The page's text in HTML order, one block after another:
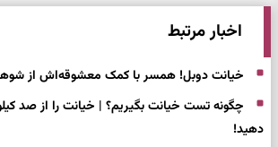
اخبار مرتبط
خیانت دوبل! همسر با کمک معشوقه‌اش از
چگونه تست خیانت بگیریم؟ | خیانت را از صد
دهید!